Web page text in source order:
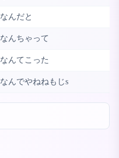
なんだと
なんちゃって
なんてこった
なんでやねねもじs